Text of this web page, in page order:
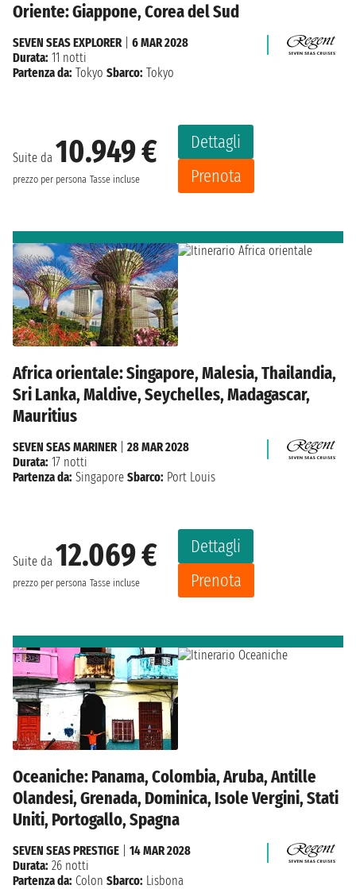
Oriente: Giappone, Corea del Sud
Suite da 10.949 €
prezzo per persona Tasse incluse
Dettagli
Prenota
SEVEN SEAS EXPLORER| 6 MAR 2028
Durata: 11 notti
Partenza da: Tokyo Sbarco: Tokyo
Africa orientale: Singapore, Malesia, Thailandia,
Sri Lanka, Maldive, Seychelles, Madagascar,
Mauritius
Suite da 12.069 €
prezzo per persona Tasse incluse
Dettagli
Prenota
SEVEN SEAS MARINER
28 MAR 2028
Durata: 17 notti
Partenza da: Singapore Sbarco: Port Louis
Oceaniche: Panama, Colombia, Aruba, Antille
Olandesi, Grenada, Dominica, Isole Vergini, Stati
Uniti, Portogallo, Spagna
SEVEN SEAS PRESTIGE
14 MAR 2028
Durata: 26 notti
Partenza da: Colon Sbarco: Lisbona